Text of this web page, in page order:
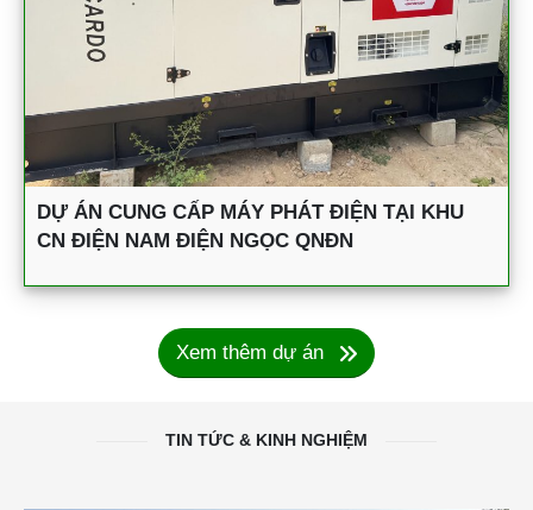
DỰ ÁN CUNG CẤP MÁY PHÁT ĐIỆN TẠI KHU
CN ĐIỆN NAM ĐIỆN NGỌC QNĐN
Xem thêm dự án
TIN TỨC & KINH NGHIỆM